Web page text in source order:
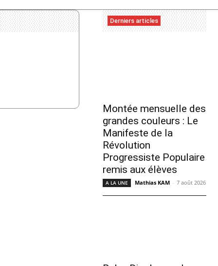
Derniers articles
Montée mensuelle des
grandes couleurs : Le
Manifeste de la
Révolution
Progressiste Populaire
remis aux élèves
A LA UNE Mathias KAM - 7 août 2026